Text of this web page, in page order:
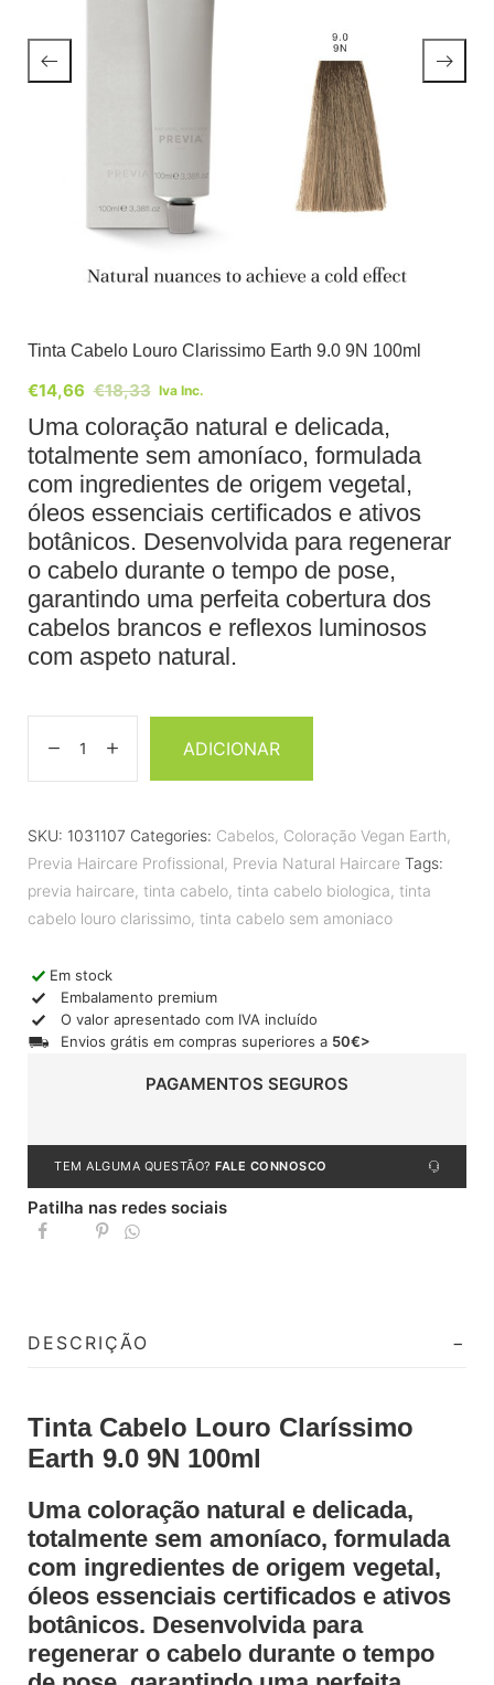
Tinta Cabelo Louro Clarissimo Earth 9.0 9N 100ml
€18,33
€14,66 Iva Inc.
Uma coloração natural e delicada,
totalmente sem amoníaco, formulada
com ingredientes de origem vegetal,
óleos essenciais certificados e ativos
botânicos. Desenvolvida para regenerar
o cabelo durante o tempo de pose,
garantindo uma perfeita cobertura dos
cabelos brancos e reflexos luminosos
com aspeto natural.
ADICIONAR
SKU: 1031107 Categories: Cabelos, Coloração Vegan Earth,
Previa Haircare Profissional, Previa Natural Haircare Tags:
previa haircare, tinta cabelo, tinta cabelo biologica, tinta
cabelo louro clarissimo, tinta cabelo sem amoniaco
Em stock
Embalamento premium
O valor apresentado com IVA incluído
Envios grátis em compras superiores a 50€>
PAGAMENTOS SEGUROS
TEM ALGUMA QUESTÃO? FALE CONNOSCO
Patilha nas redes sociais
DESCRIÇÃO
Tinta Cabelo Louro Claríssimo
Earth 9.0 9N 100ml
Uma coloração natural e delicada,
totalmente sem amoníaco, formulada
com ingredientes de origem vegetal,
óleos essenciais certificados e ativos
botânicos. Desenvolvida para
regenerar o cabelo durante o tempo